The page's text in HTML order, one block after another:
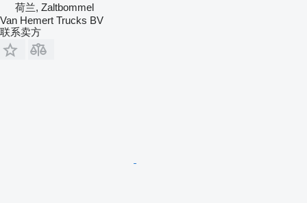
荷兰, Zaltbommel
Van Hemert Trucks BV
联系卖方